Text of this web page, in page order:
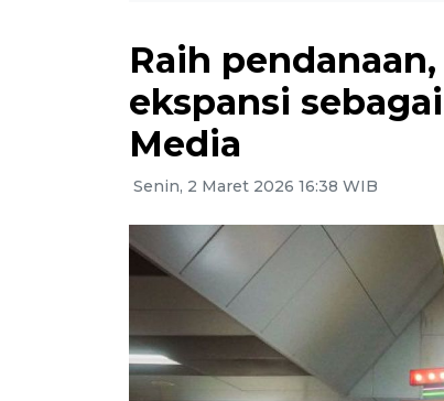
Raih
ekspansi
Media
Senin, 2 Maret 2026 16:38 WIB